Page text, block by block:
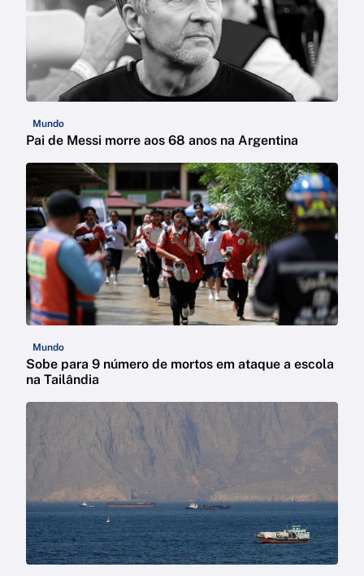
Mundo
Pai de Messi morre aos 68 anos na Argentina
Mundo
Sobe para 9 número de mortos em ataque a escola
na Tailândia